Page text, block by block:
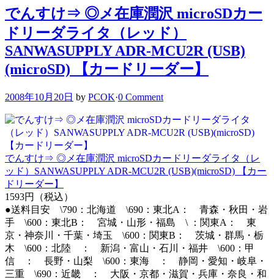
でんすけ⇒ ◎メ在庫潤沢 microSDカー
ドリーダライタ（レッド）
SANWASUPPLY ADR-MCU2R (USB)
(microSD) 【カードリーダー】
2008年10月20日 by PCOK·0 Comment
でんすけ⇒ ◎メ在庫潤沢 microSDカードリーダライタ（レ
ッド）SANWASUPPLY ADR-MCU2R (USB)(microSD) 【カー
ドリーダー】
1593円（税込）
●送料目安 \790：北海道 \690：東北A： 青森・秋田・岩
手 \600：東北B： 宮城・山形・福島 \ ：関東A： 東
京・神奈川・千葉・埼玉 \600：関東B： 茨城・群馬・栃
木 \600：北陸 ： 新潟・富山・石川・福井 \600：甲
信 ： 長野・山梨 \600：東海 ： 静岡・愛知・岐阜・
三重 \690：近畿 ： 大阪・京都・滋賀・兵庫・奈良・和